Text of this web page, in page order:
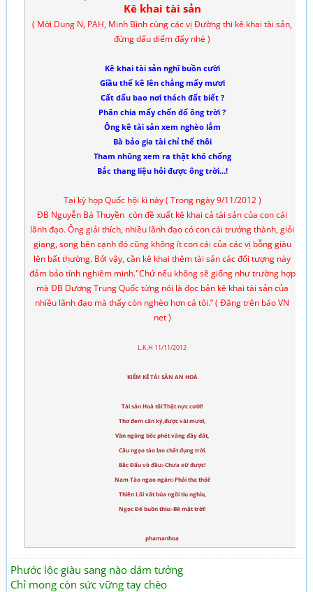
Kê khai tài sản
( Mời Dung N, PAH, Minh Bình cùng các vị Đường thi kê khai tài sản,
đừng dấu diếm đấy nhé )
Kê khai tài sản nghĩ buồn c­ười
Giầu thế kê lên chẳng mấy m­ươi
Cất dấu bao nơi thách đất biết ?
Phân chia mấy chốn đố ông trời ?
Ông kê tài sản xem nghèo lắm
Bà bảo gia tài chỉ thế thôi
Tham nhũng xem ra thật khó chống
Bắc thang liệu hỏi được ông trời...!
Tại kỳ họp Quốc hội kì này ( Trong ngày 9/11/2012 )
ĐB Nguyễn Bá Thuyền còn đề xuất kê khai cả tài sản của con cái
lãnh đạo. Ông giải thích, nhiều lãnh đạo có con cái trưởng thành, giỏi
giang, song bên cạnh đó cũng không ít con cái của các vị bỗng giàu
lên bất thường. Bởi vậy, cần kê khai thêm tài sản các đối tượng này
đảm bảo tính nghiêm minh."Chứ nếu không sẽ giống như trường hợp
mà ĐB Dương Trung Quốc từng nói là đọc bản kê khai tài sản của
nhiều lãnh đạo mà thấy còn nghèo hơn cả tôi.” ( Đăng trên báo VN
net )
L.K.H 11/11/2012
KIỂM KÊ TÀI SẢN AN HOÀ
Tài sản Hoà tôi:Thật nực cười!
Thơ đem cân ký,được vài mươi,
Vần ngông bốc phét văng đầy đất,
Câu ngạo tào lao chất đụng trời.
Bắc Đẩu vò đầu:-Chưa xữ được!
Nam Tào ngao ngán:-Phải tha thôi!
Thiên Lôi vất búa ngồi tiu nghỉu,
Ngọc Đế buồn thiu:-Bẽ mặt trời!
phamanhoa
Phước lộc giàu sang nào dám tưởng
Chỉ mong còn sức vững tay chèo